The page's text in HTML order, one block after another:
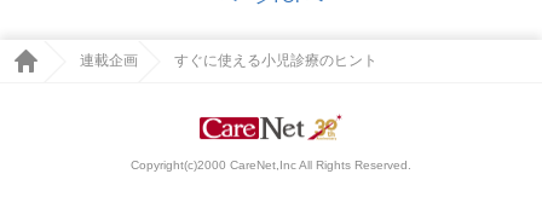
連載企画 すぐに使える小児診療のヒント
Copyright(c)2000 CareNet,Inc All Rights Reserved.